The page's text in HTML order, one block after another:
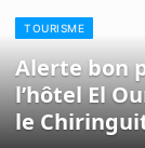
TOURISME
Alerte bon
l’hôtel El
le